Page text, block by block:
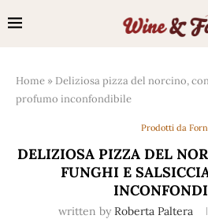
Home » Deliziosa pizza del norcino,
profumo inconfondibile
Prodotti da
DELIZIOSA PIZZA DEL
FUNGHI E
written by Roberta Paltera